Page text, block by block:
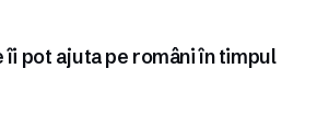
îi pot ajuta pe români în timpul